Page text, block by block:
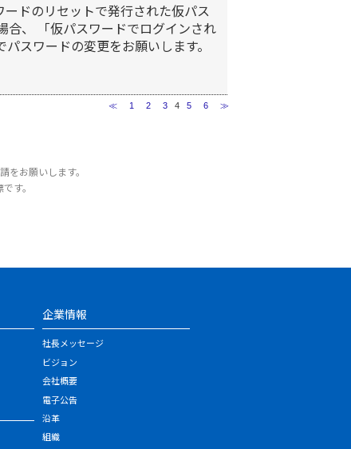
ドのリセットで発行された仮パス
合、 「仮パスワードでログインされ
スワードの変更をお願いします。
≪ 1 2 3 4 5 6 ≫
お願いします。
す。
企業情報
社長メッセージ
ビジョン
会社概要
電子公告
沿革
組織